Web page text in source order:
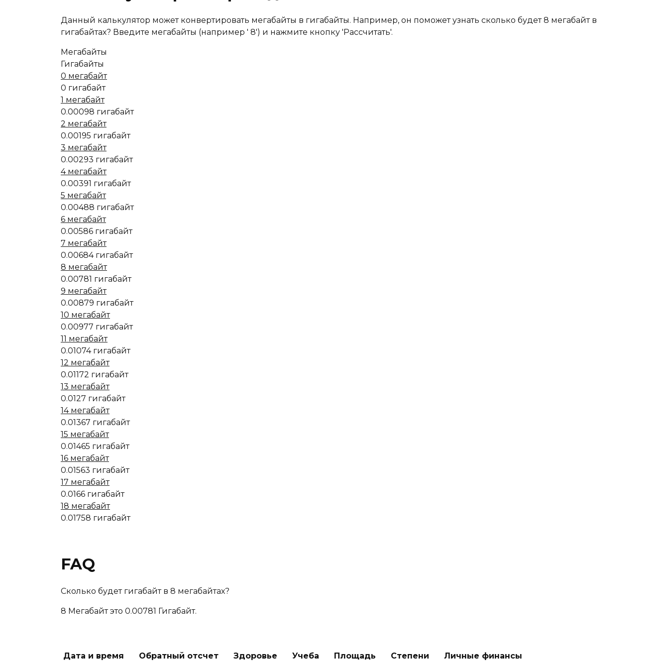
Данный калькулятор может конвертировать мегабайты в гигабайты. Например, он поможет узнать сколько будет 8 мегабайт в
гигабайтах? Введите мегабайты (например ' 8') и нажмите кнопку 'Рассчитать'.
Мегабайты
Гигабайты
0 мегабайт
0 гигабайт
1 мегабайт
0.00098 гигабайт
2 мегабайт
0.00195 гигабайт
3 мегабайт
0.00293 гигабайт
4 мегабайт
0.00391 гигабайт
5 мегабайт
0.00488 гигабайт
6 мегабайт
0.00586 гигабайт
7 мегабайт
0.00684 гигабайт
8 мегабайт
0.00781 гигабайт
9 мегабайт
0.00879 гигабайт
10 мегабайт
0.00977 гигабайт
11 мегабайт
0.01074 гигабайт
12 мегабайт
0.01172 гигабайт
13 мегабайт
0.0127 гигабайт
14 мегабайт
0.01367 гигабайт
15 мегабайт
0.01465 гигабайт
16 мегабайт
0.01563 гигабайт
17 мегабайт
0.0166 гигабайт
18 мегабайт
0.01758 гигабайт
FAQ
Сколько будет гигабайт в 8 мегабайтах?
8 Мегабайт это 0.00781 Гигабайт.
Дата и время Обратный отсчет Здоровье Учеба Площадь Степени Личные финансы